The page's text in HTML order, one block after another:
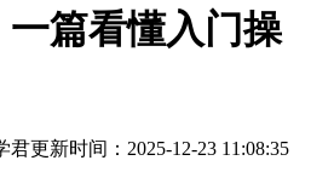
篇看懂入门操
君更新时间：2025-12-23 11:08:35